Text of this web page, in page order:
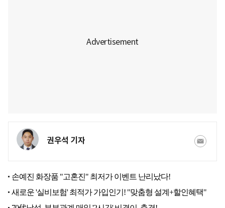
권우석 기자